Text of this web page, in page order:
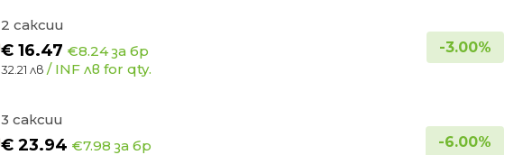
2 саксии
€ 16.47 €8.24 за бр
32.21 лв / INF лв for qty.
-3.00%
3 саксии
€ 23.94 €7.98 за бр -6.00%